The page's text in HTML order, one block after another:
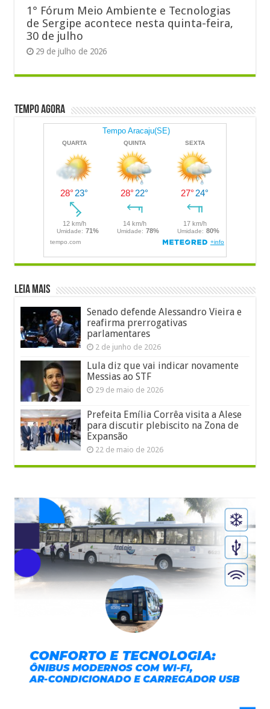
1° Fórum Meio Ambiente e Tecnologias
de Sergipe acontece nesta quinta-feira,
30 de julho
29 de julho de 2026
Tempo Agora
LEIA MAIS
Senado defende Alessandro Vieira e
reafirma prerrogativas
parlamentares
2 de junho de 2026
Lula diz que vai indicar novamente
Messias ao STF
29 de maio de 2026
Prefeita Emília Corrêa visita a Alese
para discutir plebiscito na Zona de
Expansão
22 de maio de 2026